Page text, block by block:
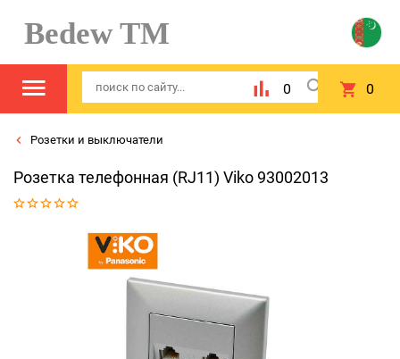
Bedew TM
0 0
Розетки и выключатели
Розетка телефонная (RJ11) Viko 93002013